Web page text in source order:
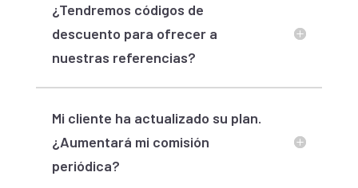
¿Tendremos códigos de
descuento para ofrecer a
nuestras referencias?
Mi cliente ha actualizado su plan.
¿Aumentará mi comisión
periódica?